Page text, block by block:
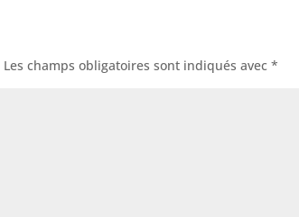
Les champs obligatoires sont indiqués avec *